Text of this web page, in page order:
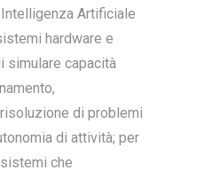
Artificiale
hardware e
simulare capacità
di problemi
di attività; per
che